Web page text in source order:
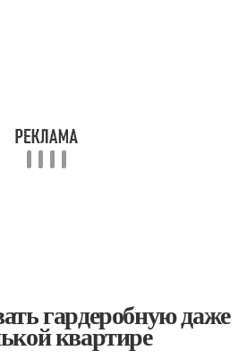
гардеробную даже
квартире